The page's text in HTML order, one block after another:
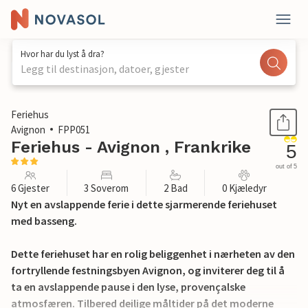
Hvor har du lyst å dra?
Legg til destinasjon, datoer, gjester
1 / 18
Feriehus
Avignon
FPP051
Feriehus - Avignon , Frankrike 5
out of 5
6 Gjester 3 Soverom 2 Bad 0 Kjæledyr
Nyt en avslappende ferie i dette sjarmerende feriehuset
med basseng.
Dette feriehuset har en rolig beliggenhet i nærheten av den
fortryllende festningsbyen Avignon, og inviterer deg til å
ta en avslappende pause i den lyse, provençalske
atmosfæren. Tilbered deilige måltider på det moderne